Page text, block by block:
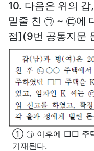
10. 다음은 위의
밑줄 친 ㉠ ~ ㉢에
점](9번 공통지문
① ㉠ 이후에 □□ 주택
기재된다.